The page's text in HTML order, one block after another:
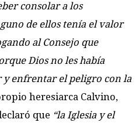
consolar a los
de ellos tenía el valor
al Consejo que
Dios no les había
y enfrentar el peligro con la
heresiarca Calvino,
que “la Iglesia y el